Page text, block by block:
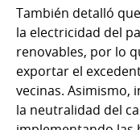
También detalló
la electricidad del
renovables, por lo
exportar el
vecinas. Asimismo,
la neutralidad del